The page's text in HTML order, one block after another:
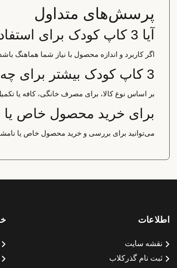
پرسش‌های متداول
آیا 3 کاپ کودک برای استفاده خانگی مناسب است؟
اگر کاربرد و اندازه محصول با نیاز شما هماهنگ
3 کاپ کودک بیشتر برای چه کاربردی استفاده می‌شود؟
بر اساس نوع کالا، برای مصرف خانگی، کافه یا
برای خرید محصول خاص یا
می‌توانید برای بررسی و خرید محصول خاص یا
اطلاعات
نقشه سایت
ثبت نام گذرکلاب